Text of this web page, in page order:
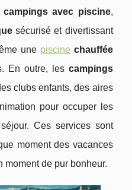
campings avec piscine,
sécurisé et divertissant
une piscine chauffée
En outre, les campings
clubs enfants, des aires
pour occuper les
Ces services sont
moment des vacances
moment de pur bonheur.